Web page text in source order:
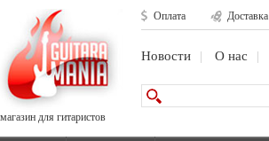
магазин для гитаристов
Оплата Доставка
Новости О нас